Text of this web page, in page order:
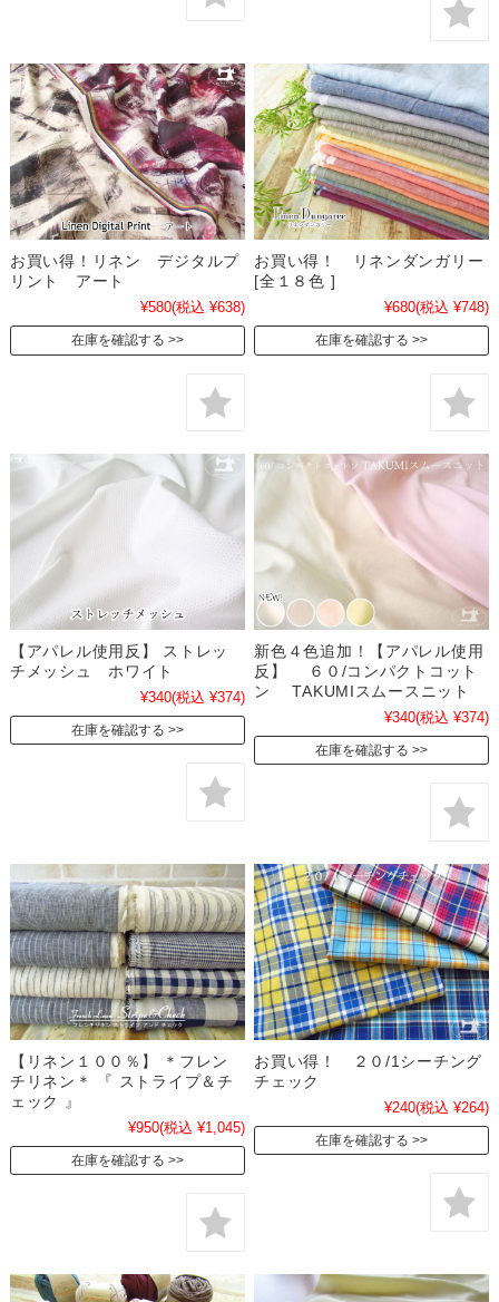
お買い得！リネン デジタルプ
リント アート
¥580(税込 ¥638)
在庫を確認する
お買い得！ リネンダンガリー
[全１８色 ]
¥680(税込 ¥748)
在庫を確認する
【アパレル使用反】 ストレッ
チメッシュ ホワイト
¥340(税込 ¥374)
在庫を確認する
新色４色追加！【アパレル使用
反】 ６０/コンパクトコット
ン TAKUMIスムースニット
¥340(税込 ¥374)
在庫を確認する
【リネン１００％】 ＊フレン
チリネン＊ 『 ストライプ＆チ
ェック 』
¥950(税込 ¥1,045)
在庫を確認する
お買い得！ ２０/1シーチング
チェック
¥240(税込 ¥264)
在庫を確認する